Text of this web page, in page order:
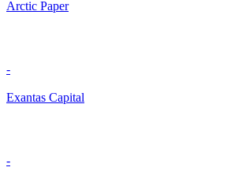
Arctic Paper
-
Exantas Capital
-